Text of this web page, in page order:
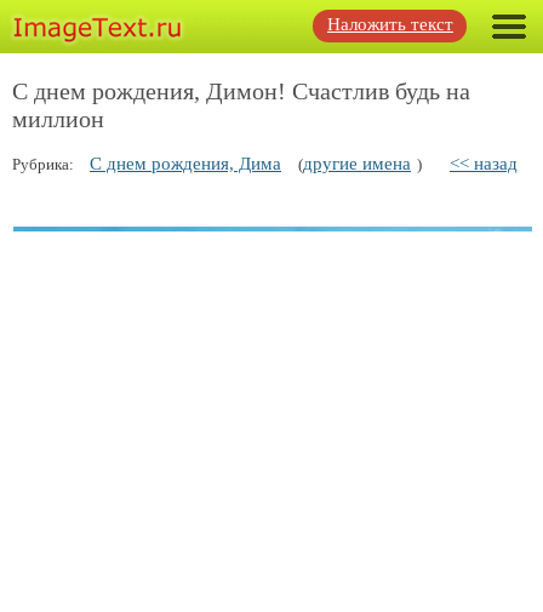
Наложить текст
С днем рождения, Димон! Счастлив будь на
миллион
Рубрика: С днем рождения, Дима (другие имена ) << назад